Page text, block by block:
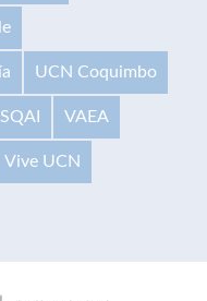
UCN Coquimbo
VAEA
Vive UCN